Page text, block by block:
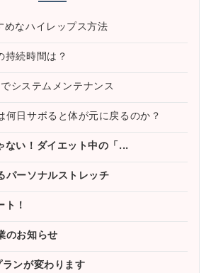
めなハイレップス方法
持続時間は？
システムメンテナンス
何日サボると体が元に戻るのか？
ない！ダイエット中の「...
パーソナルストレッチ
ト！
のお知らせ
ンが変わります